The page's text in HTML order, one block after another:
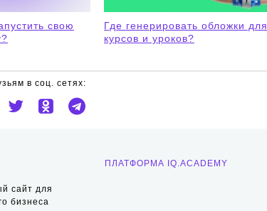
свою
Где генерировать обложки для
курсов и уроков?
в соц. сетях:
сайт для
бизнеса
ПЛАТФОРМА IQ.ACADEMY